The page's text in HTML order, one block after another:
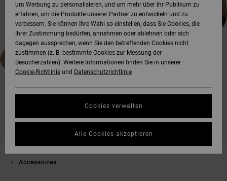
Accessoires
um Werbung zu personalisieren, und um mehr über ihr Publikum zu
erfahren, um die Produkte unserer Partner zu entwickeln und zu
verbessern. Sie können Ihre Wahl so einstellen, dass Sie Cookies, die
Ihrer Zustimmung bedürfen, annehmen oder ablehnen oder sich
dagegen aussprechen, wenn Sie den betreffenden Cookies nicht
zustimmen (z. B. bestimmte Cookies zur Messung der
Besucherzahlen). Weitere Informationen finden Sie in unserer :
Cookie-Richtlinie und Datenschutzrichtlinie
Cookies verwalten
Alle Cookies akzeptieren